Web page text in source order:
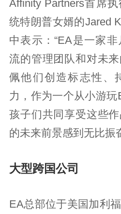
Affinity Partners首席
统特朗普女婿的Jared
中表示：“EA是一家
流的管理团队和对未
佩他们创造标志性、
力，作为一个从小游
孩子们共同享受这些
的未来前景感到无比振
大型跨国公司
EA总部位于美国加利